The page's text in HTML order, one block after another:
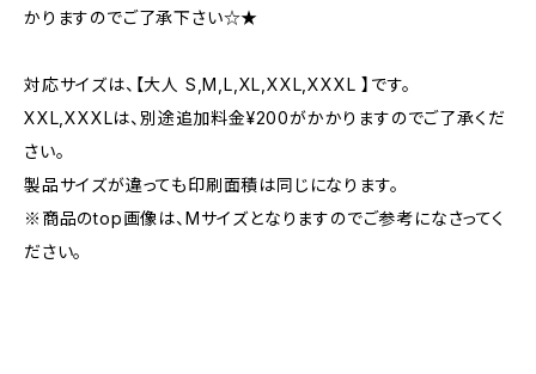
かりますのでご了承下さい☆★
対応サイズは、【大人 S,M,L,XL,XXL,XXXL 】です。
XXL,XXXLは、別途追加料金¥200がかかりますのでご了承くだ
さい。
製品サイズが違っても印刷面積は同じになります。
※商品のtop画像は、Mサイズとなりますのでご参考になさってく
ださい。